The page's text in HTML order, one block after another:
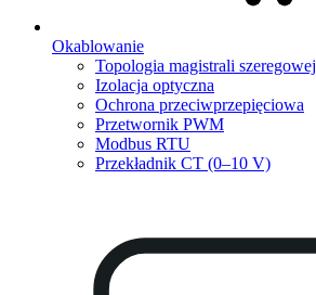
Okablowanie
Topologia magistrali szeregowej
Izolacja optyczna
Ochrona przeciwprzepięciowa
Przetwornik PWM
Modbus RTU
Przekładnik CT (0–10 V)